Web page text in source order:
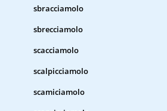
sbracciamolo
sbrecciamolo
scacciamolo
scalpicciamolo
scamiciamolo